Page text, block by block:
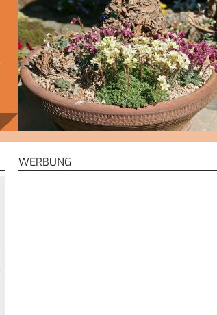
WERBUNG